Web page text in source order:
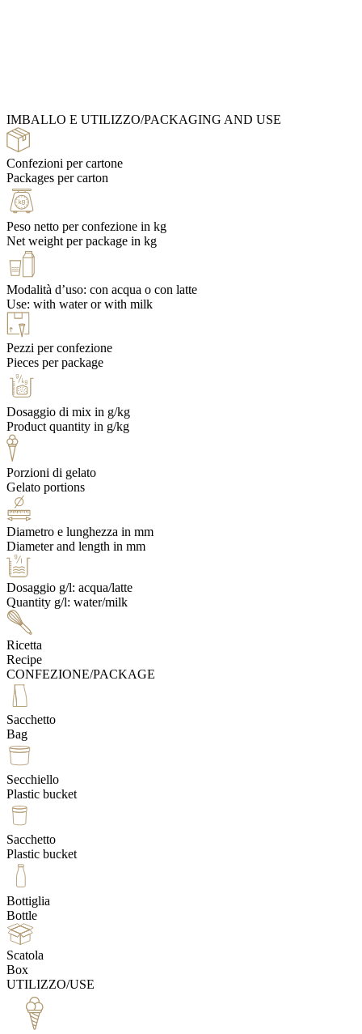
Recipe Books
IMBALLO E UTILIZZO/PACKAGING AND USE
Confezioni per cartone
Packages per carton
Peso netto per confezione in kg
Net weight per package in kg
Modalità d’uso: con acqua o con latte
Use: with water or with milk
Pezzi per confezione
Pieces per package
Dosaggio di mix in g/kg
Product quantity in g/kg
Porzioni di gelato
Gelato portions
Diametro e lunghezza in mm
Diameter and length in mm
Dosaggio g/l: acqua/latte
Quantity g/l: water/milk
Ricetta
Recipe
CONFEZIONE/PACKAGE
Sacchetto
Bag
Secchiello
Plastic bucket
Sacchetto
Plastic bucket
Bottiglia
Bottle
Scatola
Box
UTILIZZO/USE